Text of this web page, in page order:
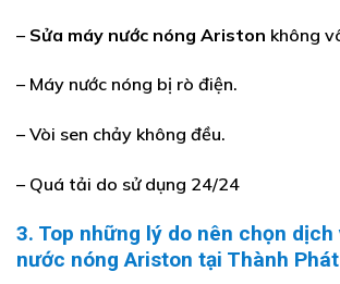
– Sửa máy nước nóng Ariston không
– Máy nước nóng bị rò điện.
– Vòi sen chảy không đều.
– Quá tải do sử dụng 24/24
3. Top những lý do nên chọn
nước nóng Ariston tại Thành Phát